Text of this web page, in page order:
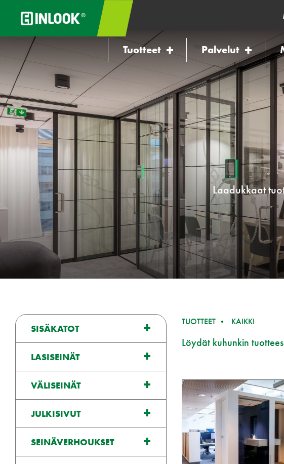
Tuotteet Palvelut
Laadukkaat
SISÄKATOT
LASISEINÄT
VÄLISEINÄT
JULKISIVUT
SEINÄVERHOUKSET
TUOTTEET KAIKKI
Löydät kuhunkin